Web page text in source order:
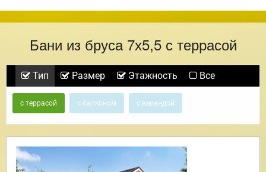
Бани из бруса 7х5,5 с террасой
Тип Размер Этажность Все
с террасой с балконом с верандой